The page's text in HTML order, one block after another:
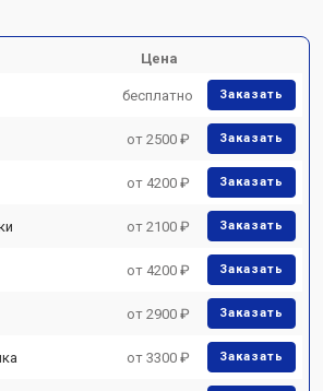
Цена
бесплатно Заказать
от 2500 ₽ Заказать
от 4200 ₽ Заказать
от 2100 ₽ Заказать
от 4200 ₽ Заказать
от 2900 ₽ Заказать
от 3300 ₽ Заказать